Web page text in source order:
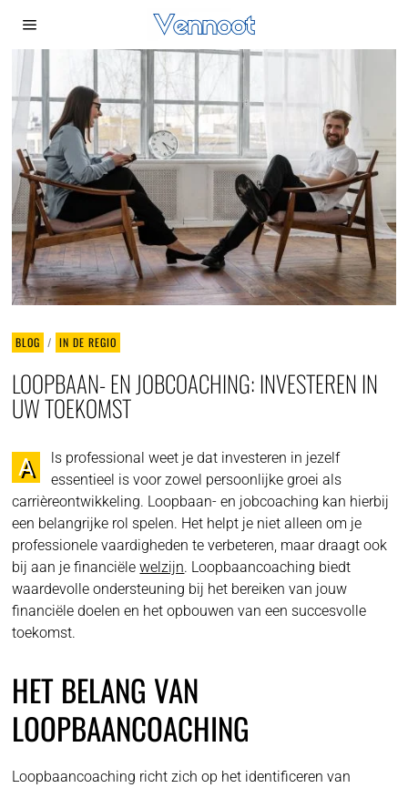
BLOG / IN DE REGIO
LOOPBAAN- EN JOBCOACHING: INVESTEREN IN
UW TOEKOMST
A
ls professional weet je dat investeren in jezelf
essentieel is voor zowel persoonlijke groei als
carrièreontwikkeling. Loopbaan- en jobcoaching kan hierbij
een belangrijke rol spelen. Het helpt je niet alleen om je
professionele vaardigheden te verbeteren, maar draagt ook
bij aan je financiëlewelzijn. Loopbaancoaching biedt
waardevolle ondersteuning bij het bereiken van jouw
financiële doelen en het opbouwen van een succesvolle
toekomst.
HET BELANG VAN
LOOPBAANCOACHING
Loopbaancoaching richt zich op het identificeren van